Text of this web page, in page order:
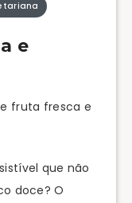
e
fruta fresca e
que não
doce? O